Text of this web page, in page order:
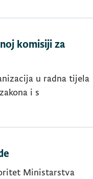
komisiji za
u radna tijela
i s
Ministarstva